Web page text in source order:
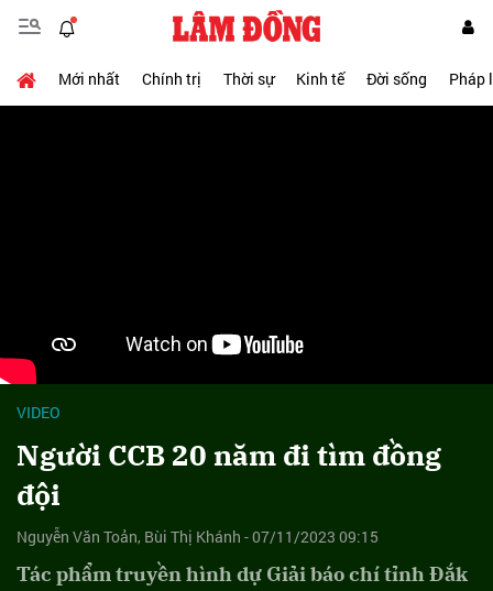
Mới nhất Chính trị Thời sự Kinh tế Đời sống Pháp
VIDEO
Người CCB 20 năm đi tìm đồng
đội
Nguyễn Văn Toản, Bùi Thị Khánh - 07/11/2023 09:15
Tác phẩm truyền hình dự Giải báo chí tỉnh Đắk